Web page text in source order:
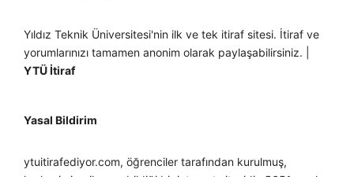
Yıldız Teknik Üniversitesi'nin ilk ve tek itiraf sitesi. İtiraf ve
yorumlarınızı tamamen anonim olarak paylaşabilirsiniz. |
YTÜ İtiraf
Yasal Bildirim
ytuitirafediyor.com, öğrenciler tarafından kurulmuş,